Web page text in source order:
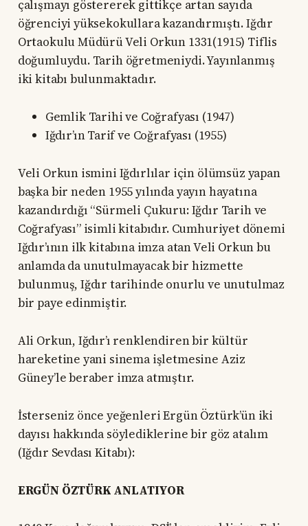
çalışmayı göstererek gittikçe artan sayıda
öğrenciyi yüksekokullara kazandırmıştı. Iğdır
Ortaokulu Müdürü Veli Orkun 1331(1915) Tiflis
doğumluydu. Tarih öğretmeniydi. Yayınlanmış
iki kitabı bulunmaktadır.
Gemlik Tarihi ve Coğrafyası (1947)
Iğdır’ın Tarif ve Coğrafyası (1955)
Veli Orkun ismini Iğdırlılar için ölümsüz yapan
başka bir neden 1955 yılında yayın hayatına
kazandırdığı “Sürmeli Çukuru: Iğdır Tarih ve
Coğrafyası” isimli kitabıdır. Cumhuriyet dönemi
Iğdır’ının ilk kitabına imza atan Veli Orkun bu
anlamda da unutulmayacak bir hizmette
bulunmuş, Iğdır tarihinde onurlu ve unutulmaz
bir paye edinmiştir.
Ali Orkun, Iğdır’ı renklendiren bir kültür
hareketine yani sinema işletmesine Aziz
Güney’le beraber imza atmıştır.
İsterseniz önce yeğenleri Ergün Öztürk’ün iki
dayısı hakkında söylediklerine bir göz atalım
(Iğdır Sevdası Kitabı):
ERGÜN ÖZTÜRK ANLATIYOR